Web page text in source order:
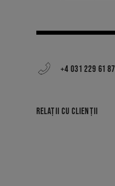
+4 031 229 61 87
RELAȚII CU CLIENȚII